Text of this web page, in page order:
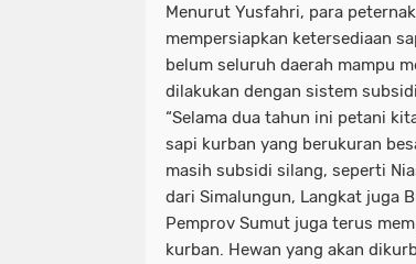
Menurut Yusfahri, para
mempersiapkan ketersediaan
belum seluruh daerah mampu
dilakukan dengan sistem
“Selama dua tahun ini petani
sapi kurban yang berukuran
masih subsidi silang, seperti
dari Simalungun, Langkat juga
Pemprov Sumut juga terus
kurban. Hewan yang akan